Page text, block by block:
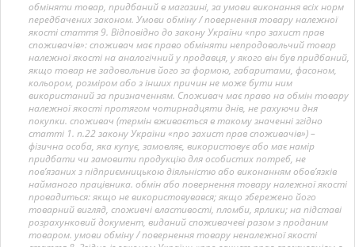
обміняти товар, придбаний в магазині, за умови виконання всіх норм
передбачених законом. Умови обміну / повернення товару належної
якості стаття 9. Відповідно до закону України «про захист прав
споживачів»: споживач має право обміняти непродовольчий товар
належної якості на аналогічний у продавця, у якого він був придбаний,
якщо товар не задовольнив його за формою, габаритами, фасоном,
кольором, розміром або з інших причин не може бути ним
використаний за призначенням. Споживач має право на обмін товару
належної якості протягом чотирнадцяти днів, не рахуючи дня
покупки. споживач (термін вживається в такому значенні згідно
статті 1. п.22 закону України «про захист прав споживачів») –
фізична особа, яка купує, замовляє, використовує або має намір
придбати чи замовити продукцію для особистих потреб, не
пов’язаних з підприємницькою діяльністю або виконанням обов’язків
найманого працівника. обмін або повернення товару належної якості
провадиться: якщо не використовувався; якщо збережено його
товарний вигляд, споживчі властивості, пломби, ярлики; на підставі
розрахунковий документ, виданий споживачеві разом з проданим
товаром. умови обміну / повернення товару неналежної якості